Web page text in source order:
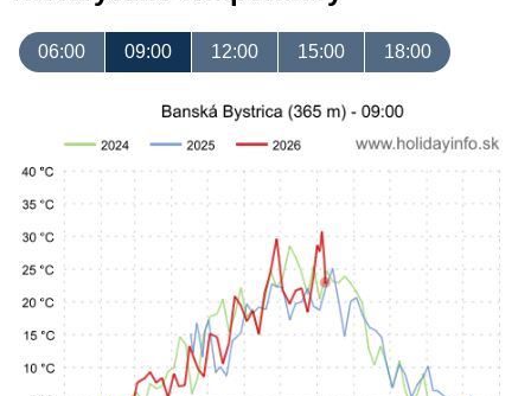
06:00 09:00 12:00 15:00 18:00